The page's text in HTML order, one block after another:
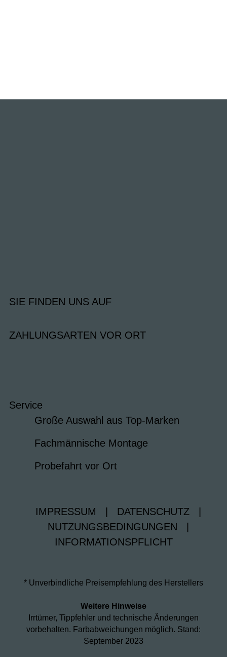
SIE FINDEN UNS AUF
ZAHLUNGSARTEN VOR ORT
Service
Große Auswahl aus Top-Marken
Fachmännische Montage
Probefahrt vor Ort
IMPRESSUM DATENSCHUTZ
NUTZUNGSBEDINGUNGEN
INFORMATIONSPFLICHT
* Unverbindliche Preisempfehlung des Herstellers
Weitere Hinweise
Irrtümer, Tippfehler und technische Änderungen
vorbehalten. Farbabweichungen möglich. Stand:
September 2023